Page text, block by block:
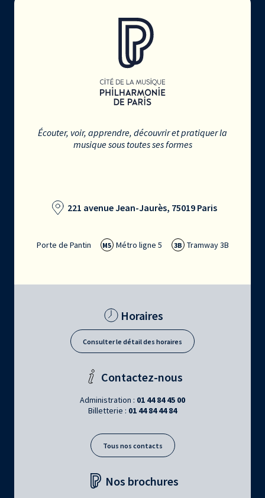
Écouter, voir, apprendre, découvrir et pratiquer la
musique sous toutes ses formes
221 avenue Jean-Jaurès, 75019 Paris
Porte de Pantin M5 Métro ligne 5 3B Tramway 3B
Horaires
Consulter le détail des horaires
Contactez-nous
Administration : 01 44 84 45 00
Billetterie : 01 44 84 44 84
Tous nos contacts
Nos brochures